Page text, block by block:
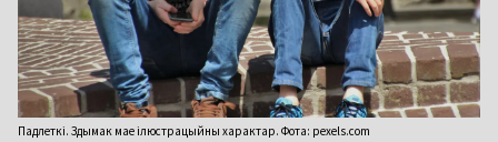
Падлеткі. Здымак мае ілюстрацыйны характар. Фота: pexels.com